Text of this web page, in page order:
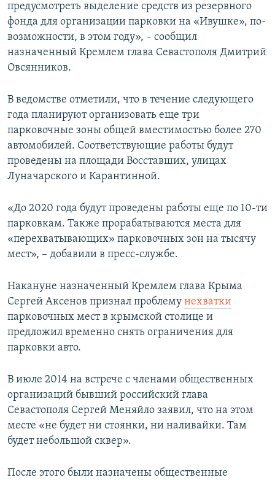
предусмотреть выделение средств из резервного
фонда для организации парковки на «Ивушке», по-
возможности, в этом году», – сообщил
назначенный Кремлем глава Севастополя Дмитрий
Овсянников.
В ведомстве отметили, что в течение следующего
года планируют организовать еще три
парковочные зоны общей вместимостью более 270
автомобилей. Соответствующие работы будут
проведены на площади Восставших, улицах
Луначарского и Карантинной.
«До 2020 года будут проведены работы еще по 10-ти
парковкам. Также прорабатываются места для
«перехватывающих» парковочных зон на тысячу
мест», – добавили в пресс-службе.
Накануне назначенный Кремлем глава Крыма
Сергей Аксенов признал проблему нехватки
парковочных мест в крымской столице и
предложил временно снять ограничения для
парковки авто.
В июле 2014 на встрече с членами общественных
организаций бывший российский глава
Севастополя Сергей Меняйло заявил, что на этом
месте «не будет ни стоянки, ни наливайки. Там
будет небольшой сквер».
После этого были назначены общественные